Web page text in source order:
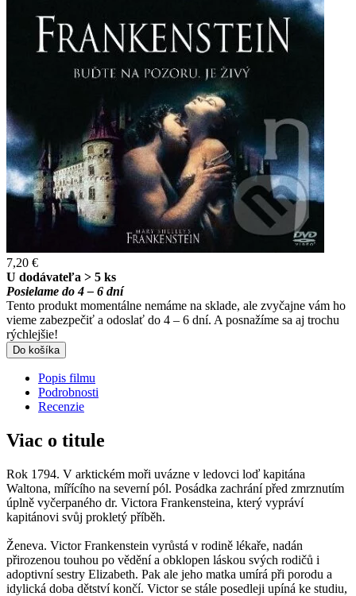
7,20 €
U dodávateľa > 5 ks
Posielame do 4 – 6 dní
Tento produkt momentálne nemáme na sklade, ale zvyčajne vám ho
vieme zabezpečiť a odoslať do 4 – 6 dní. A posnažíme sa aj trochu
rýchlejšie!
Do košíka
Popis filmu
Podrobnosti
Recenzie
Viac o titule
Rok 1794. V arktickém moři uvázne v ledovci loď kapitána
Waltona, mířícího na severní pól. Posádka zachrání před zmrznutím
úplně vyčerpaného dr. Victora Frankensteina, který vypráví
kapitánovi svůj prokletý příběh.
Ženeva. Victor Frankenstein vyrůstá v rodině lékaře, nadán
přirozenou touhou po vědění a obklopen láskou svých rodičů i
adoptivní sestry Elizabeth. Pak ale jeho matka umírá při porodu a
idylická doba dětství končí. Victor se stále posedleji upíná ke studiu,